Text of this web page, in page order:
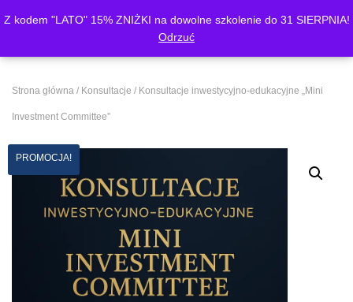
Z kodem "LATO" 15% ZNIŻKI na dowolne szkolenie do 31 SIERPNIA!
Odrzuć
Finance Morgen Group
Strona główna / Konsultacje / Konsultacje inwestycyjno-edukacyjne „Mini
Investment Committee”
PROMOCJA!